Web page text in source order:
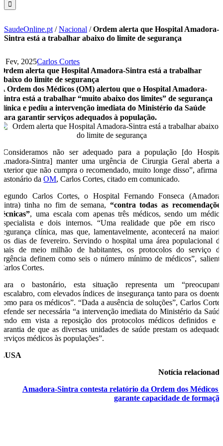
SaudeOnline.pt /Nacional /Ordem alerta que Hospital Amadora-
Sintra está a trabalhar abaixo do limite de segurança
4 Fev, 2025Carlos Cortes
Ordem alerta que Hospital Amadora-Sintra está a trabalhar
abaixo do limite de segurança
A Ordem dos Médicos (OM) alertou que o Hospital Amadora-
Sintra está a trabalhar “muito abaixo dos limites” de segurança
clínica e pediu a intervenção imediata do Ministério da Saúde
para garantir serviços adequados à população.
“Consideramos não ser adequado para a população [do Hospital
Amadora-Sintra] manter uma urgência de Cirurgia Geral aberta ao
exterior que não cumpra o recomendado, muito longe disso”, afirma o
bastonário daOM, Carlos Cortes, citado em comunicado.
Segundo Carlos Cortes, o Hospital Fernando Fonseca (Amadora-
Sintra) tinha no fim de semana, “contra todas as recomendações
técnicas”, uma escala com apenas três médicos, sendo um médico
especialista e dois internos. “Uma realidade que põe em risco a
segurança clínica, mas que, lamentavelmente, acontecerá na maioria
dos dias de fevereiro. Servindo o hospital uma área populacional de
mais de meio milhão de habitantes, os protocolos do serviço de
urgência definem como seis o número mínimo de médicos”, salienta
Carlos Cortes.
Para o bastonário, esta situação representa um “preocupante
descalabro, com elevados índices de insegurança tanto para os doentes
como para os médicos”. “Dada a ausência de soluções”, Carlos Cortes
defende ser necessária “a intervenção imediata do Ministério da Saúde
tendo em vista a reposição dos protocolos médicos definidos e a
garantia de que as diversas unidades de saúde prestam os adequados
serviços médicos às populações”.
LUSA
Notícia relacionada
Amadora-Sintra contesta relatório da Ordem dos Médicos e
garante capacidade de formação